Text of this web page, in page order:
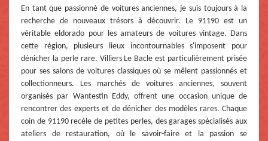
En tant que passionné de voitures anciennes, je suis toujours à la
recherche de nouveaux trésors à découvrir. Le 91190 est un
véritable eldorado pour les amateurs de voitures vintage. Dans
cette région, plusieurs lieux incontournables s'imposent pour
dénicher la perle rare. Villiers Le Bacle est particulièrement prisée
pour ses salons de voitures classiques où se mêlent passionnés et
collectionneurs. Les marchés de voitures anciennes, souvent
organisés par Wantestin Eddy, offrent une occasion unique de
rencontrer des experts et de dénicher des modèles rares. Chaque
coin de 91190 recèle de petites perles, des garages spécialisés aux
ateliers de restauration, où le savoir-faire et la passion se